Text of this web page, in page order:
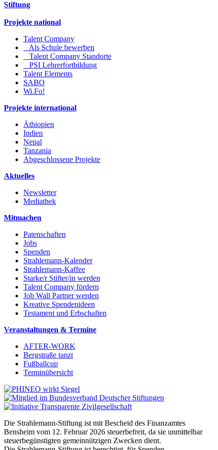
Stiftung
Projekte national
Talent Company
Als Schule bewerben
Talent Company Standorte
PSI Lehrerfortbildung
Talent Elements
SABO
Wi.Fo!
Projekte international
Äthiopien
Indien
Nepal
Tanzania
Abgeschlossene Projekte
Aktuelles
Newsletter
Mediathek
Mitmachen
Patenschaften
Jobs
Spenden
Strahlemann-Kalender
Strahlemann-Kaffee
Starke/r Stifter/in werden
Talent Company fördern
Job Wall Partner werden
Kreative Spendenideen
Testament und Erbschaften
Veranstaltungen & Termine
AFTER-WORK
Bergstraße tanzt
Fußballcup
Terminübersicht
Die Strahlemann-Stiftung ist mit Bescheid des Finanzamtes
Bensheim vom 12. Februar 2026 steuerbefreit, da sie unmittelbar
steuerbegünstigten gemeinnützigen Zwecken dient.